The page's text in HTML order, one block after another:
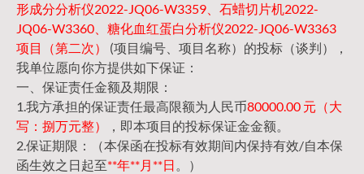
形成分分析仪2022-JQ06-W3359、石蜡切片机2022-
JQ06-W3360、糖化血红蛋白分析仪2022-JQ06-W3363
项目（第二次）
(项目编号、项目名称）的投标（谈判），
我单位愿向你方提供如下保证：
一、保证责任金额及期限：
1.我方承担的保证责任最高限额为人民币80000.00 元（大
写：捌万元整）
，即本项目的投标保证金金额。
2.保证期限：（本保函在投标有效期间内保持有效/自本保
函生效之日起至**年**月**日 。）